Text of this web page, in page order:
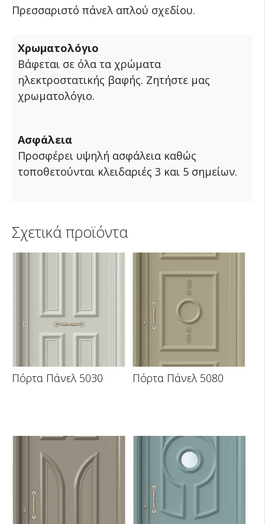
Πρεσσαριστό πάνελ απλού σχεδίου.
Χρωματολόγιο
Βάφεται σε όλα τα χρώματα
ηλεκτροστατικής βαφής. Ζητήστε μας
χρωματολόγιο.
Ασφάλεια
Προσφέρει υψηλή ασφάλεια καθώς
τοποθετούνται κλειδαριές 3 και 5 σημείων.
Σχετικά προϊόντα
Πόρτα Πάνελ 5030 Πόρτα Πάνελ 5080